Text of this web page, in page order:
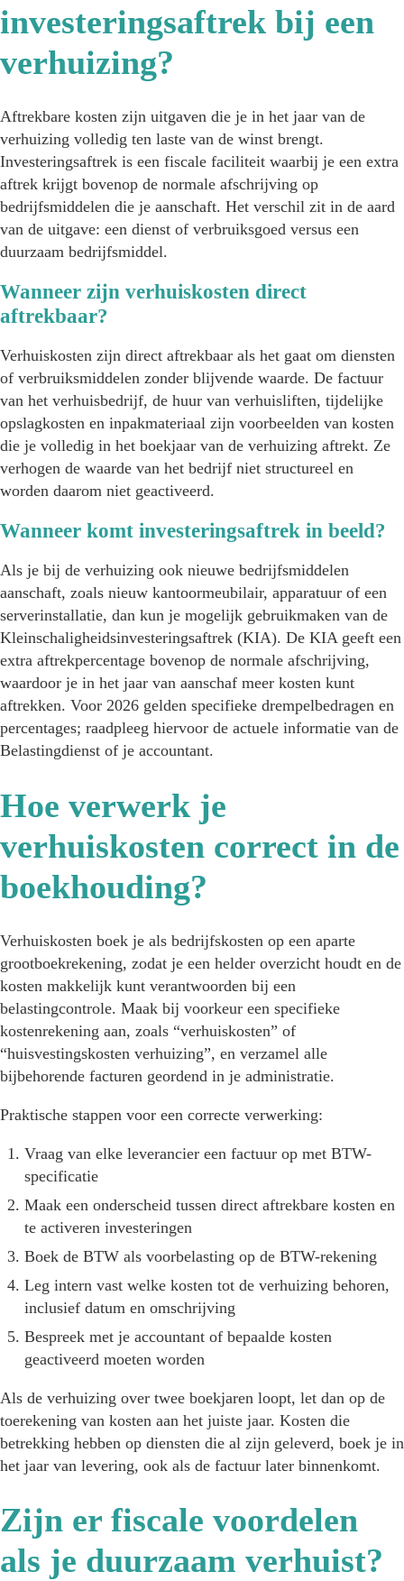
investeringsaftrek bij een
verhuizing?
Aftrekbare kosten zijn uitgaven die je in het jaar van de
verhuizing volledig ten laste van de winst brengt.
Investeringsaftrek is een fiscale faciliteit waarbij je een extra
aftrek krijgt bovenop de normale afschrijving op
bedrijfsmiddelen die je aanschaft. Het verschil zit in de aard
van de uitgave: een dienst of verbruiksgoed versus een
duurzaam bedrijfsmiddel.
Wanneer zijn verhuiskosten direct
aftrekbaar?
Verhuiskosten zijn direct aftrekbaar als het gaat om diensten
of verbruiksmiddelen zonder blijvende waarde. De factuur
van het verhuisbedrijf, de huur van verhuisliften, tijdelijke
opslagkosten en inpakmateriaal zijn voorbeelden van kosten
die je volledig in het boekjaar van de verhuizing aftrekt. Ze
verhogen de waarde van het bedrijf niet structureel en
worden daarom niet geactiveerd.
Wanneer komt investeringsaftrek in beeld?
Als je bij de verhuizing ook nieuwe bedrijfsmiddelen
aanschaft, zoals nieuw kantoormeubilair, apparatuur of een
serverinstallatie, dan kun je mogelijk gebruikmaken van de
Kleinschaligheidsinvesteringsaftrek (KIA). De KIA geeft een
extra aftrekpercentage bovenop de normale afschrijving,
waardoor je in het jaar van aanschaf meer kosten kunt
aftrekken. Voor 2026 gelden specifieke drempelbedragen en
percentages; raadpleeg hiervoor de actuele informatie van de
Belastingdienst of je accountant.
Hoe verwerk je
verhuiskosten correct in de
boekhouding?
Verhuiskosten boek je als bedrijfskosten op een aparte
grootboekrekening, zodat je een helder overzicht houdt en de
kosten makkelijk kunt verantwoorden bij een
belastingcontrole. Maak bij voorkeur een specifieke
kostenrekening aan, zoals “verhuiskosten” of
“huisvestingskosten verhuizing”, en verzamel alle
bijbehorende facturen geordend in je administratie.
Praktische stappen voor een correcte verwerking:
Vraag van elke leverancier een factuur op met BTW-
specificatie
Maak een onderscheid tussen direct aftrekbare kosten en
te activeren investeringen
Boek de BTW als voorbelasting op de BTW-rekening
Leg intern vast welke kosten tot de verhuizing behoren,
inclusief datum en omschrijving
Bespreek met je accountant of bepaalde kosten
geactiveerd moeten worden
Als de verhuizing over twee boekjaren loopt, let dan op de
toerekening van kosten aan het juiste jaar. Kosten die
betrekking hebben op diensten die al zijn geleverd, boek je in
het jaar van levering, ook als de factuur later binnenkomt.
Zijn er fiscale voordelen
als je duurzaam verhuist?